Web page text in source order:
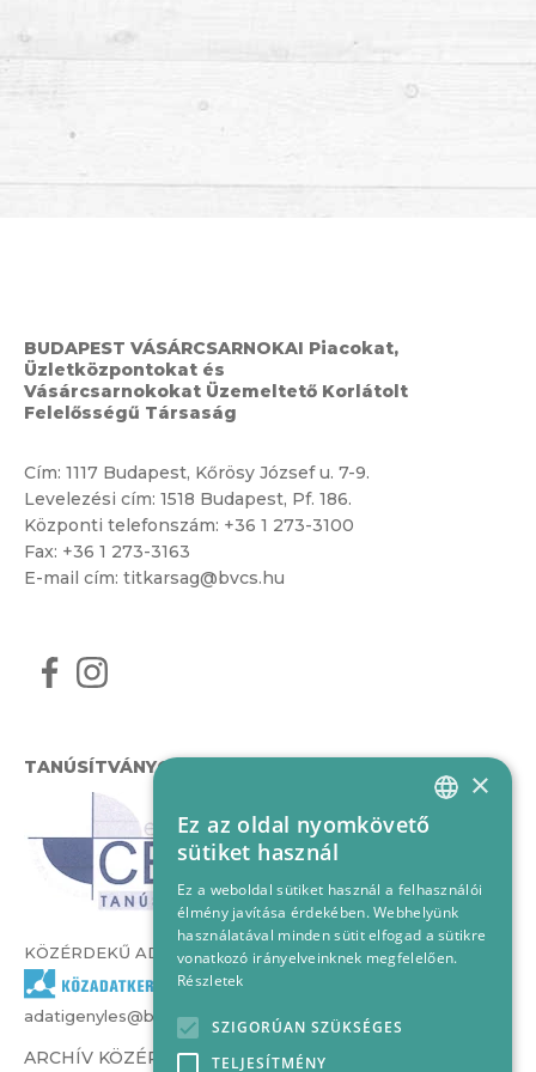
BUDAPEST VÁSÁRCSARNOKAI Piacokat,
Üzletközpontokat és
Vásárcsarnokokat Üzemeltető Korlátolt
Felelősségű Társaság
Cím: 1117 Budapest, Kőrösy József u. 7-9.
Levelezési cím: 1518 Budapest, Pf. 186.
Központi telefonszám: +36 1 273-3100
Fax: +36 1 273-3163
E-mail cím: titkarsag@bvcs.hu
TANÚSÍTVÁNYOK
KÖZÉRDEKŰ ADATOK
adatigenyles@bvcs.hu
ARCHÍV KÖZÉRDEKŰ ADATOK –
HUNGARIAN
×
Ez az oldal nyomkövető
sütiket használ
Ez a weboldal sütiket használ a felhasználói
élmény javítása érdekében. Webhelyünk
használatával minden sütit elfogad a sütikre
vonatkozó irányelveinknek megfelelően.
Részletek
SZIGORÚAN SZÜKSÉGES
TELJESÍTMÉNY